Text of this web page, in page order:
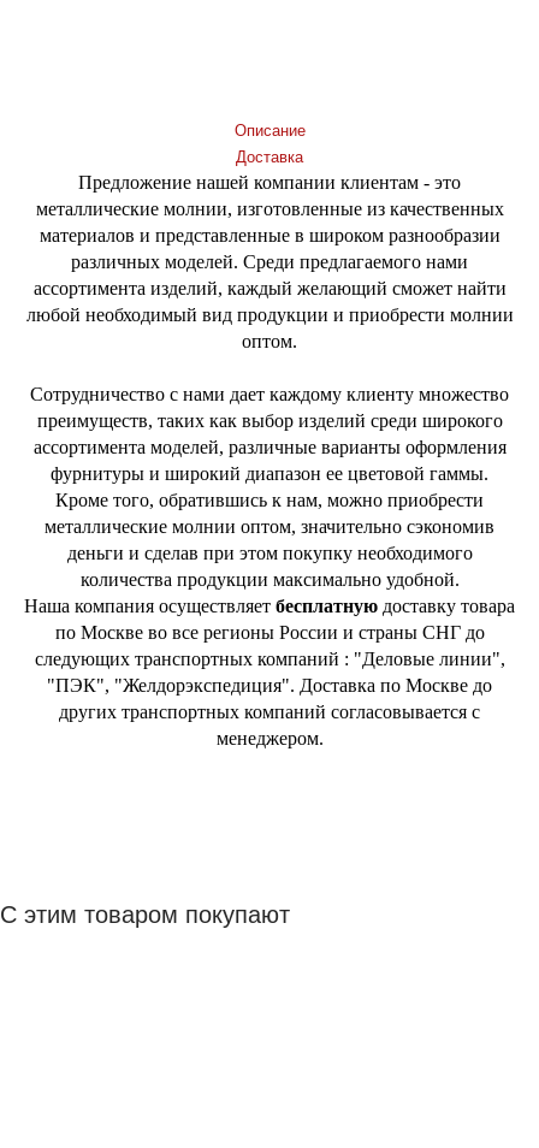
Описание
Доставка
Предложение нашей компании клиентам - это
металлические молнии, изготовленные из качественных
материалов и представленные в широком разнообразии
различных моделей. Среди предлагаемого нами
ассортимента изделий, каждый желающий сможет найти
любой необходимый вид продукции и приобрести молнии
оптом.
Сотрудничество с нами дает каждому клиенту множество
преимуществ, таких как выбор изделий среди широкого
ассортимента моделей, различные варианты оформления
фурнитуры и широкий диапазон ее цветовой гаммы.
Кроме того, обратившись к нам, можно приобрести
металлические молнии оптом, значительно сэкономив
деньги и сделав при этом покупку необходимого
количества продукции максимально удобной.
Наша компания осуществляет бесплатную доставку товара
по Москве во все регионы России и страны СНГ до
следующих транспортных компаний : "Деловые линии",
"ПЭК", "Желдорэкспедиция". Доставка по Москве до
других транспортных компаний согласовывается с
менеджером.
С этим товаром покупают